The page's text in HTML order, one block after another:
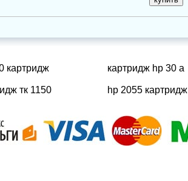
картридж картридж hp 30 a
тк 1150 hp 2055 картридж